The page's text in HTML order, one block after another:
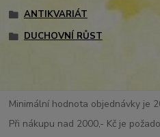
ANTIKVARIÁT
DUCHOVNÍ RŮST
Minimální hodnota objednávky je
Při nákupu nad 2000,- Kč je